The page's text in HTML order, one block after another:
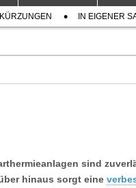
IN EIGENER
sind
hinaus sorgt eine